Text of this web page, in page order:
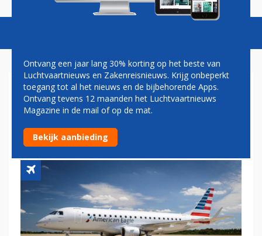
BIJNA VERDUBBELING
SALARISSEN VAN SOMMIGE
PILOTEN IN DE VS
Ontvang een jaar lang 30% korting op het beste van
Luchtvaartnieuws en Zakenreisnieuws. Krijg onbeperkt
toegang tot al het nieuws en de bijbehorende Apps.
Ontvang tevens 12 maanden het Luchtvaartnieuws
Magazine in de mail of op de mat.
Bekijk aanbieding